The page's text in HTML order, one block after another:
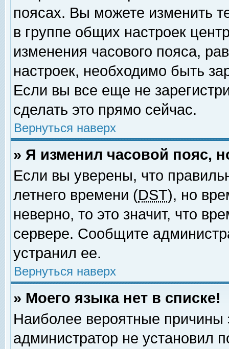
поясах. Вы можете изменить
в группе общих настроек
изменения часового пояса,
настроек, необходимо быть
Если вы все еще не
сделать это прямо сейчас.
Вернуться наверх
» Я изменил часовой пояс,
Если вы уверены, что
летнего времени (DST), но
неверно, то это значит, что
сервере. Сообщите
устранил ее.
Вернуться наверх
» Моего языка нет в списке!
Наиболее вероятные причины
администратор не установил